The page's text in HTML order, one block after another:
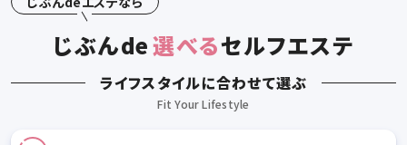
じぶんde選べるセルフエステ
ライフスタイルに合わせて選ぶ